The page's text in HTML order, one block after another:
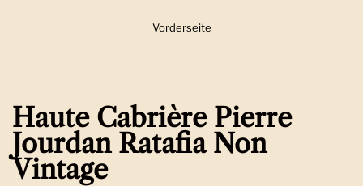
Zeige Folie 1
Vorderseite
Haute Cabrière Pierre
Jourdan Ratafia Non
Vintage